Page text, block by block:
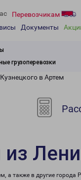
Перевозчикам
Документы
грузоперевозки
в Артем
из
а также в другие